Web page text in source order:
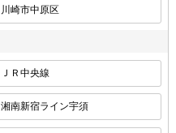
川崎市中原区
ＪＲ中央線
湘南新宿ライン宇須